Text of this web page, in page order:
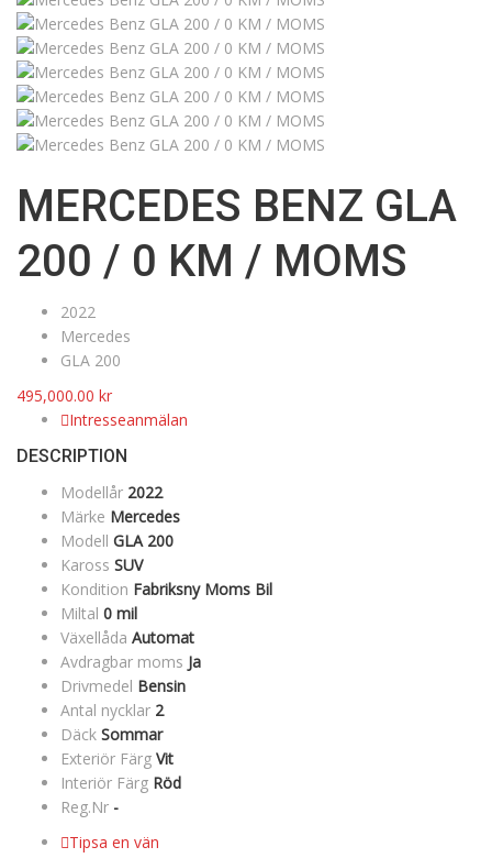
MERCEDES BENZ GLA
200 / 0 KM / MOMS
2022
Mercedes
GLA 200
495,000.00 kr
Intresseanmälan
DESCRIPTION
Modellår 2022
Märke Mercedes
Modell GLA 200
Kaross SUV
Kondition Fabriksny Moms Bil
Miltal 0 mil
Växellåda Automat
Avdragbar moms Ja
Drivmedel Bensin
Antal nycklar 2
Däck Sommar
Exteriör Färg Vit
Interiör Färg Röd
Reg.Nr -
Tipsa en vän